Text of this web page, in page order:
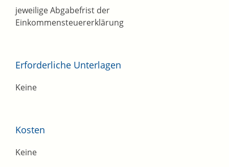
jeweilige Abgabefrist der
Einkommensteuererklärung
Erforderliche Unterlagen
Keine
Kosten
Keine